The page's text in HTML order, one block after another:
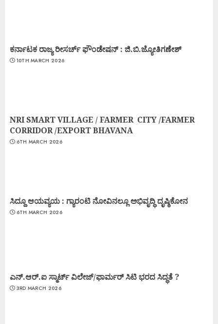
ಕರ್ನಾಟಕ ರಾಜ್ಯ ರೀಸರ್ಚ್ ಫೌಂಡೇಷನ್ : ಜಿ.ಬಿ.ಜ್ಯೋತಿಗಣೇಶ್
10TH MARCH 2026
NRI SMART VILLAGE / FARMER CITY /FARMER
CORRIDOR /EXPORT BHAVANA
6TH MARCH 2026
ಸಿದ್ದೂ ಆಯವ್ಯಯ : ಗ್ಯಾರಂಟಿ ನೋವಿನಲ್ಲೂ ಅಭಿವೃದ್ಧಿ ದೃಷ್ಠಿಕೋನ
6TH MARCH 2026
ಎನ್.ಆರ್.ಐ ಸ್ಮಾರ್ಟ್ ವಿಲೇಜ್/ಫಾರ್ಮರ್ ಸಿಟಿ ಭರದ ಸಿದ್ಧತೆ ?
3RD MARCH 2026